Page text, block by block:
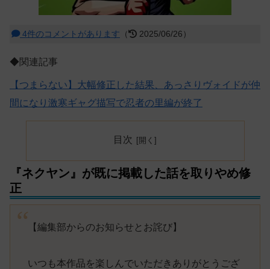
4件のコメントがあります （ 2025/06/26）
◆関連記事
【つまらない】大幅修正した結果、あっさりヴォイドが仲
間になり激寒ギャグ描写で忍者の里編が終了
目次
『ネクヤン』が既に掲載した話を取りやめ修
正
【編集部からのお知らせとお詫び】
いつも本作品を楽しんでいただきありがとうござ